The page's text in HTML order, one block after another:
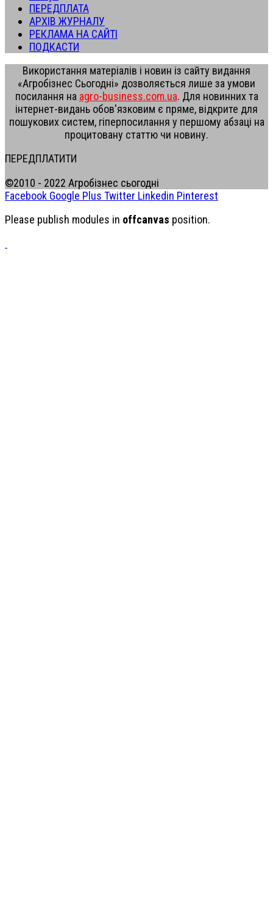
ПЕРЕДПЛАТА
АРХІВ ЖУРНАЛУ
РЕКЛАМА НА САЙТІ
ПОДКАСТИ
Використання матеріалів і новин із сайту видання
«Агробізнес Сьогодні» дозволяється лише за умови
посилання на agro-business.com.ua. Для новинних та
інтернет-видань обов'язковим є пряме, відкрите для
пошукових систем, гіперпосилання у першому абзаці на
процитовану статтю чи новину.
ПЕРЕДПЛАТИТИ
©2010 - 2022 Агробізнес сьогодні
Facebook Google Plus Twitter Linkedin Pinterest
Please publish modules in offcanvas position.